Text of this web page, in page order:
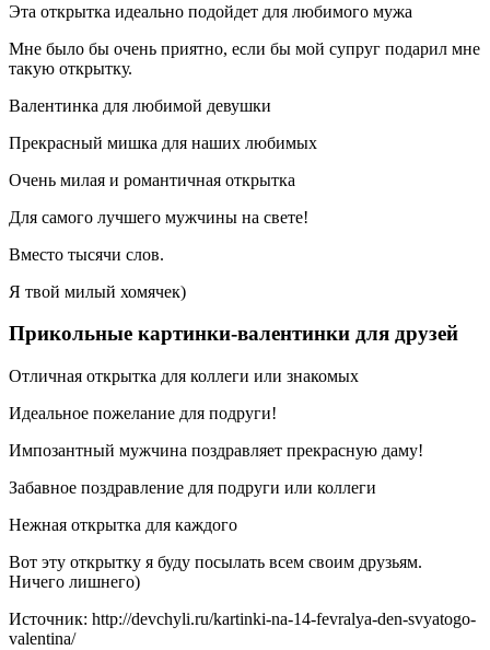
Эта открытка идеально подойдет для любимого мужа
Мне было бы очень приятно, если бы мой супруг подарил мне
такую открытку.
Валентинка для любимой девушки
Прекрасный мишка для наших любимых
Очень милая и романтичная открытка
Для самого лучшего мужчины на свете!
Вместо тысячи слов.
Я твой милый хомячек)
Прикольные картинки-валентинки для друзей
Отличная открытка для коллеги или знакомых
Идеальное пожелание для подруги!
Импозантный мужчина поздравляет прекрасную даму!
Забавное поздравление для подруги или коллеги
Нежная открытка для каждого
Вот эту открытку я буду посылать всем своим друзьям.
Ничего лишнего)
Источник: http://devchyli.ru/kartinki-na-14-fevralya-den-svyatogo-
valentina/